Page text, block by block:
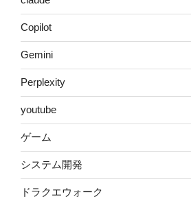
Copilot
Gemini
Perplexity
youtube
ゲーム
システム開発
ドラクエウォーク